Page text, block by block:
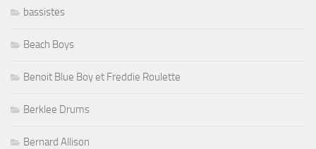
bassistes
Beach Boys
Benoit Blue Boy et Freddie Roulette
Berklee Drums
Bernard Allison